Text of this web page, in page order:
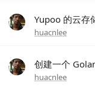
Yupoo 的云存
huacnlee
创建一个
huacnlee